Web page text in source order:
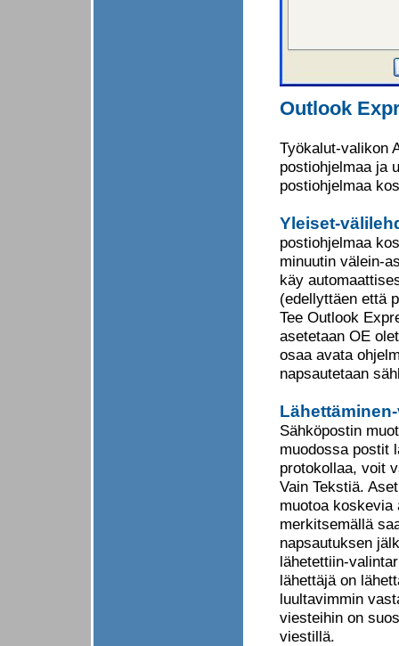
Outlook
Työkalut-valikon
postiohjelmaa ja
postiohjelmaa
Yleiset-
postiohjelmaa
minuutin välein-
käy
(edellyttäen että
Tee Outlook
asetetaan OE
osaa avata
napsautetaan
Sähköpostin
muodossa postit
protokollaa, voit
Vain Tekstiä.
muotoa
merkitsemällä
napsautuksen
lähetettiin-
lähettäjä on
luultavimmin
viesteihin on
viestillä.